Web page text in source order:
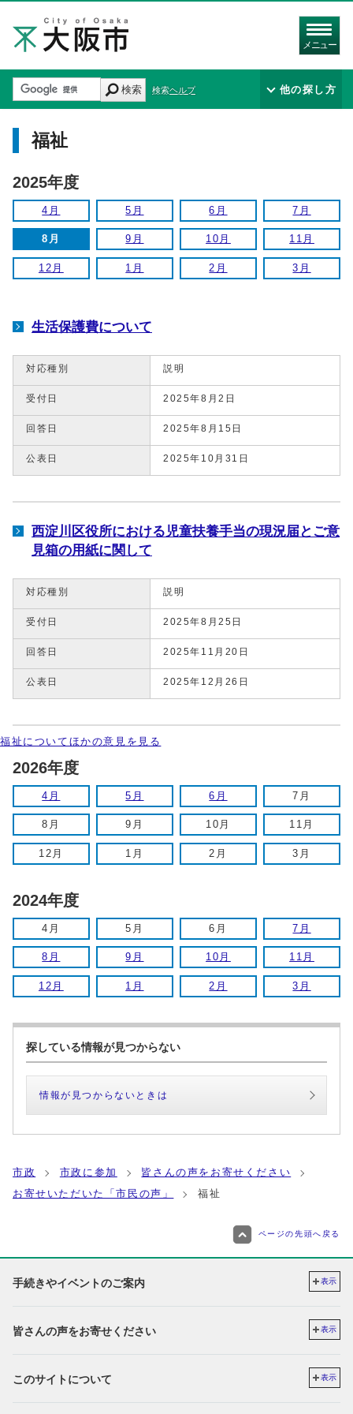
メニュー
検索 検索ヘルプ 他の探し方
福祉
2025年度
4月 5月 6月 7月
8月 9月 10月 11月
12月 1月 2月 3月
生活保護費について
対応種別 説明
受付日 2025年8月2日
回答日 2025年8月15日
公表日 2025年10月31日
西淀川区役所における児童扶養手当の現況届とご意
見箱の用紙に関して
対応種別 説明
受付日 2025年8月25日
回答日 2025年11月20日
公表日 2025年12月26日
福祉についてほかの意見を見る
2026年度
4月 5月 6月 7月
8月 9月 10月 11月
12月 1月 2月 3月
2024年度
4月 5月 6月 7月
8月 9月 10月 11月
12月 1月 2月 3月
探している情報が見つからない
情報が見つからないときは
市政 市政に参加
皆さんの声をお寄せください
お寄せいただいた「市民の声」
福祉
ページの先頭へ戻る
手続きやイベントのご案内 表示
皆さんの声をお寄せください 表示
このサイトについて 表示